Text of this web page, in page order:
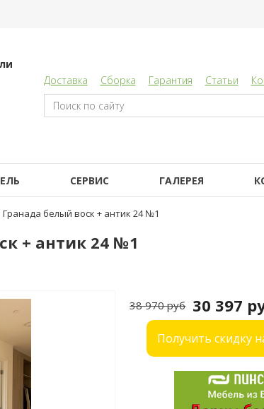
Доставка Сборка Гарантия Статьи
СЕРВИС ГАЛЕРЕЯ
Гранада белый воск + антик 24 №1
+ антик 24 №1
30 397
38 970 руб
Получить скидку